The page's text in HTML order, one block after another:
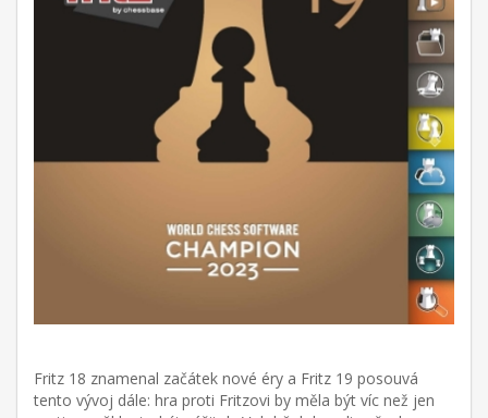
Fritz 18 znamenal začátek nové éry a Fritz 19 posouvá
tento vývoj dále: hra proti Fritzovi by měla být víc než jen